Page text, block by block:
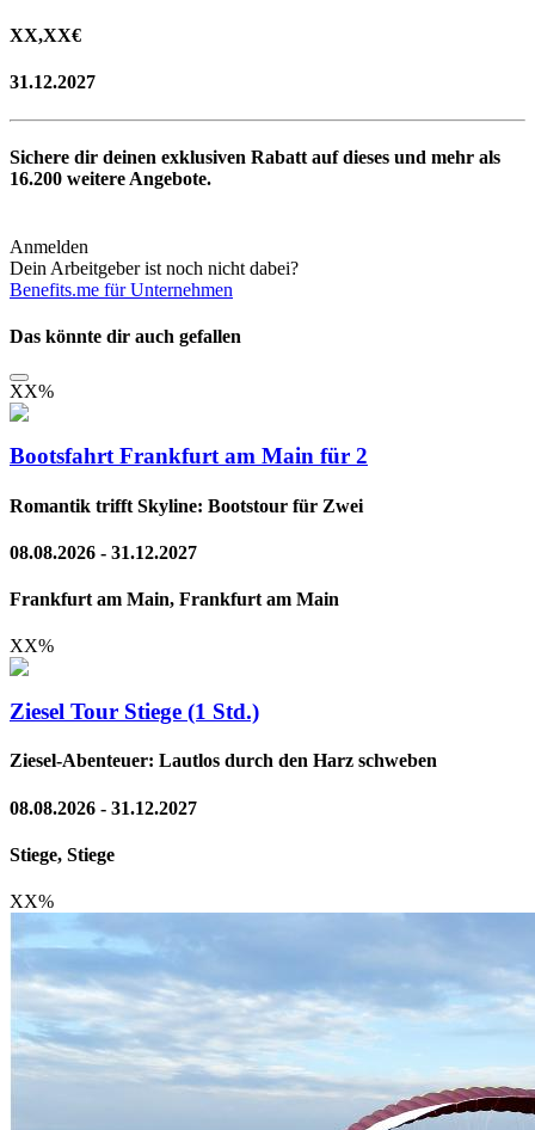
XX,XX€
31.12.2027
Sichere dir deinen exklusiven Rabatt auf dieses und mehr als
16.200 weitere Angebote.
Anmelden
Dein Arbeitgeber ist noch nicht dabei?
Benefits.me für Unternehmen
Das könnte dir auch gefallen
XX%
Bootsfahrt Frankfurt am Main für 2
Romantik trifft Skyline: Bootstour für Zwei
08.08.2026 - 31.12.2027
Frankfurt am Main, Frankfurt am Main
XX%
Ziesel Tour Stiege (1 Std.)
Ziesel-Abenteuer: Lautlos durch den Harz schweben
08.08.2026 - 31.12.2027
Stiege, Stiege
XX%